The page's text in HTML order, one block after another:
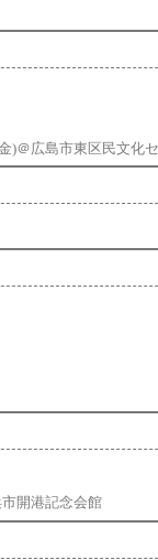
)＠広島市東区民文化
開港記念会館